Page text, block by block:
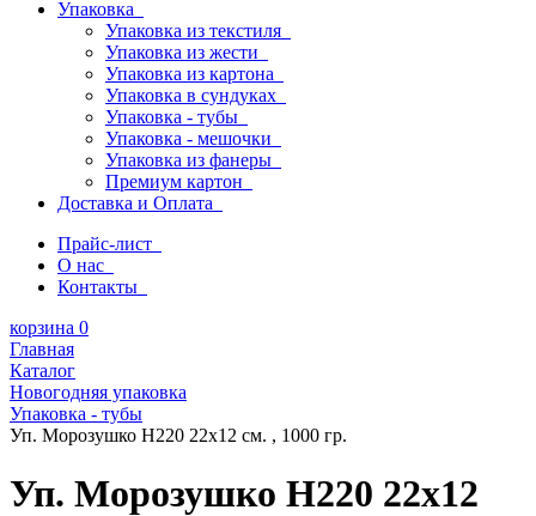
Упаковка
Упаковка из текстиля
Упаковка из жести
Упаковка из картона
Упаковка в сундуках
Упаковка - тубы
Упаковка - мешочки
Упаковка из фанеры
Премиум картон
Доставка и Оплата
Прайс-лист
О нас
Контакты
корзина 0
Главная
Каталог
Новогодняя упаковка
Упаковка - тубы
Уп. Морозушко H220 22х12 см. , 1000 гр.
Уп. Морозушко H220 22х12